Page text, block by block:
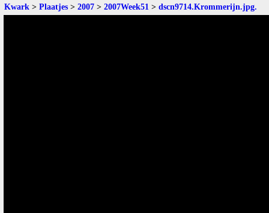
Kwark > Plaatjes > 2007 > 2007Week51 > dscn9714.Krommerijn.jpg.